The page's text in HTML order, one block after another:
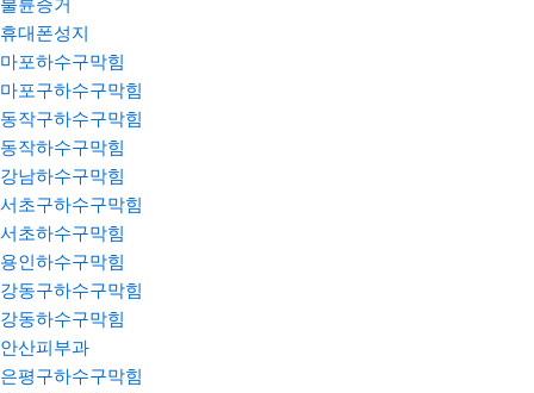
불륜증거
휴대폰성지
마포하수구막힘
마포구하수구막힘
동작구하수구막힘
동작하수구막힘
강남하수구막힘
서초구하수구막힘
서초하수구막힘
용인하수구막힘
강동구하수구막힘
강동하수구막힘
안산피부과
은평구하수구막힘